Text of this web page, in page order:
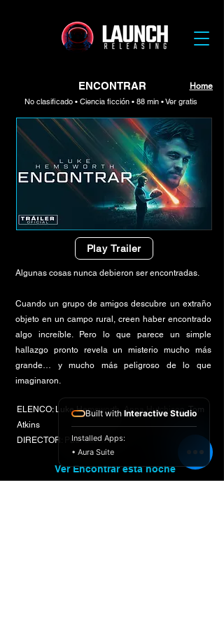
Home
ENCONTRAR
No clasificado • Ciencia ficción • 88 min • Ver gratis
Play Trailer
Algunas cosas nunca debieron ser encontradas.
Cuando un grupo de amigos descubre un extraño
objeto en un campo rural, creen haber encontrado
algo increíble. Pero lo que parece un simple
hallazgo pronto revela un misterio mucho más
grande… y mucho más peligroso de lo que
imaginaron.
ELENCO: Luke Hemsworth, Anna Hutchison, Tom
Atkins
DIRECTOR: Paul Salamoff
Ver Encontrar esta noche
Built with Interactive Studio
Installed Apps:
• Aura Suite